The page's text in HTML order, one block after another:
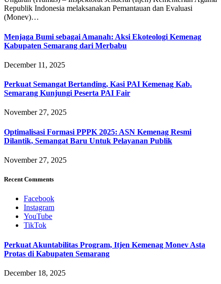
Republik Indonesia melaksanakan Pemantauan dan Evaluasi
(Monev)…
Menjaga Bumi sebagai Amanah: Aksi Ekoteologi Kemenag
Kabupaten Semarang dari Merbabu
December 11, 2025
Perkuat Semangat Bertanding, Kasi PAI Kemenag Kab.
Semarang Kunjungi Peserta PAI Fair
November 27, 2025
Optimalisasi Formasi PPPK 2025: ASN Kemenag Resmi
Dilantik, Semangat Baru Untuk Pelayanan Publik
November 27, 2025
Recent Comments
Facebook
Instagram
YouTube
TikTok
Perkuat Akuntabilitas Program, Itjen Kemenag Monev Asta
Protas di Kabupaten Semarang
December 18, 2025